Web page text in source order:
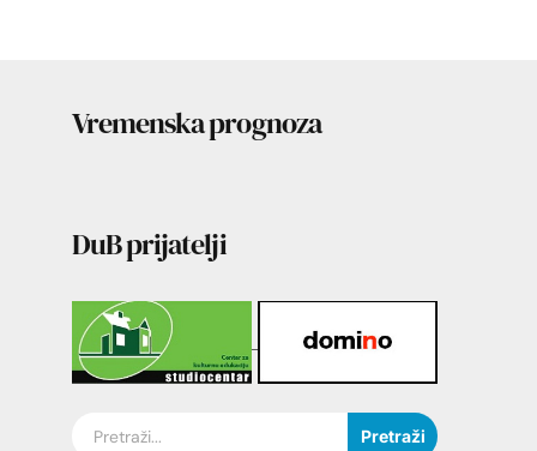
Vremenska prognoza
DuB prijatelji
Pretraži